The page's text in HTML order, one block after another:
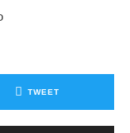
TWEET